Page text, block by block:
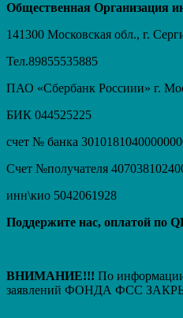
Общественная Организация
141300 Московская обл., г.
Тел.89855535885
ПАО «Сбербанк Россиии» г.
БИК 044525225
счет № банка
Счет №получателя
инн\кио 5042061928
Поддержите нас, оплатой по
ВНИМАНИЕ!!! По
заявлений ФОНДА ФСС